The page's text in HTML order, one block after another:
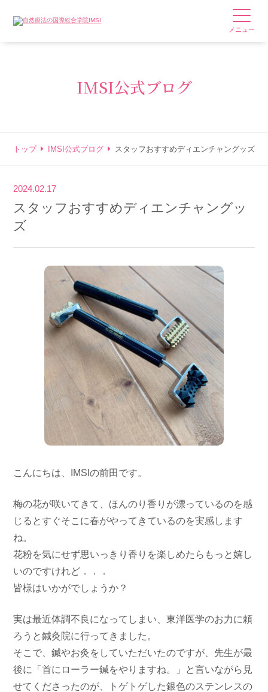
メニュー
IMSI公式ブログ
トップ IMSI公式ブログ スタッフおすすめディエンチャングッズ
2024.02.17
スタッフおすすめディエンチャングッ
ズ
こんにちは、IMSIの前田です。
梅の花が咲いてきて、ほんのり香りが漂っているのを感
じるとすぐそこに春がやってきているのを実感します
ね。
花粉を気にせず思いっきり香りを楽しめたらもっと嬉し
いのですけれど．．．
皆様はいかがでしょうか？
実は最近体調不良になってしまい、東洋医学のお力に頼
ろうと鍼灸院に行ってきました。
そこで、鍼やお灸をしていただいたのですが、先生が最
後に「首にローラー鍼をやりますね。」と言いながら見
せてくださったのが、トゲトゲした銀色のステンレスの